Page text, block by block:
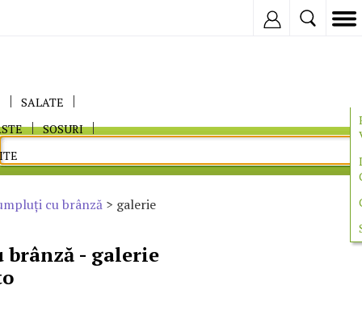
SALATE
SOSURI
cu brânză > galerie
- galerie